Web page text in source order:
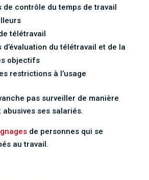
de contrôle du temps de travail
télétravail
d’évaluation du télétravail et de la
objectifs
restrictions à l’usage
pas surveiller de manière
abusives ses salariés.
de personnes qui se
au travail.